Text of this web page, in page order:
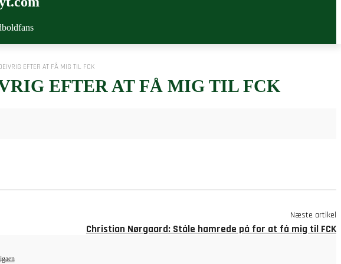
EFTER AT FÅ MIG TIL FCK
EFTER AT FÅ MIG TIL FCK
Næste artikel
Christian Nørgaard: Ståle hamrede på for at få mig til FCK